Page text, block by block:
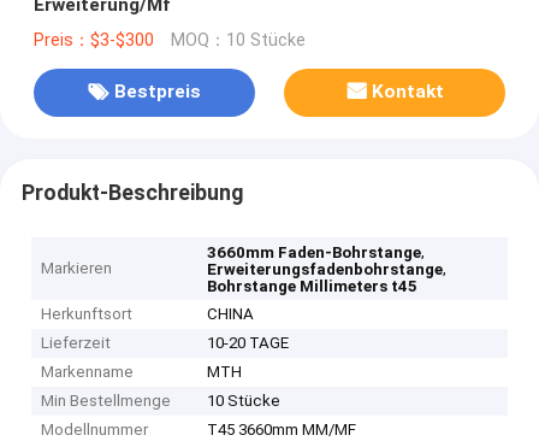
Erweiterung/Mf
Preis：$3-$300 MOQ：10 Stücke
Bestpreis Kontakt
Produkt-Beschreibung
Markieren
3660mm Faden-Bohrstange,
Erweiterungsfadenbohrstange,
Bohrstange Millimeters t45
Herkunftsort
CHINA
Lieferzeit
10-20 TAGE
Markenname
MTH
Min Bestellmenge
10 Stücke
Modellnummer
T45 3660mm MM/MF